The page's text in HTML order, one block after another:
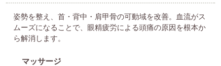
姿勢を整え、首・背中・肩甲骨の可動域を改善。血流がス
ムーズになることで、眼精疲労による頭痛の原因を根本か
ら解消します。
マッサージ